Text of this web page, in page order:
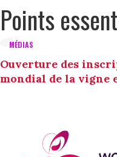
Points
MÉDIAS
Ouverture des
mondial de la vigne